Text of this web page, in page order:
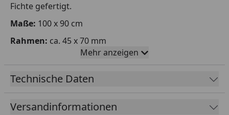
Fichte gefertigt.
Maße: 100 x 90 cm
Rahmen: ca. 45 x 70 mm
ca. 16 x 90 mm
Leisten:ca. 12 x 30 mm
Maschenweite:ca. 10 x 10 cm
Mehr anzeigen
Technische Daten
Versandinformationen